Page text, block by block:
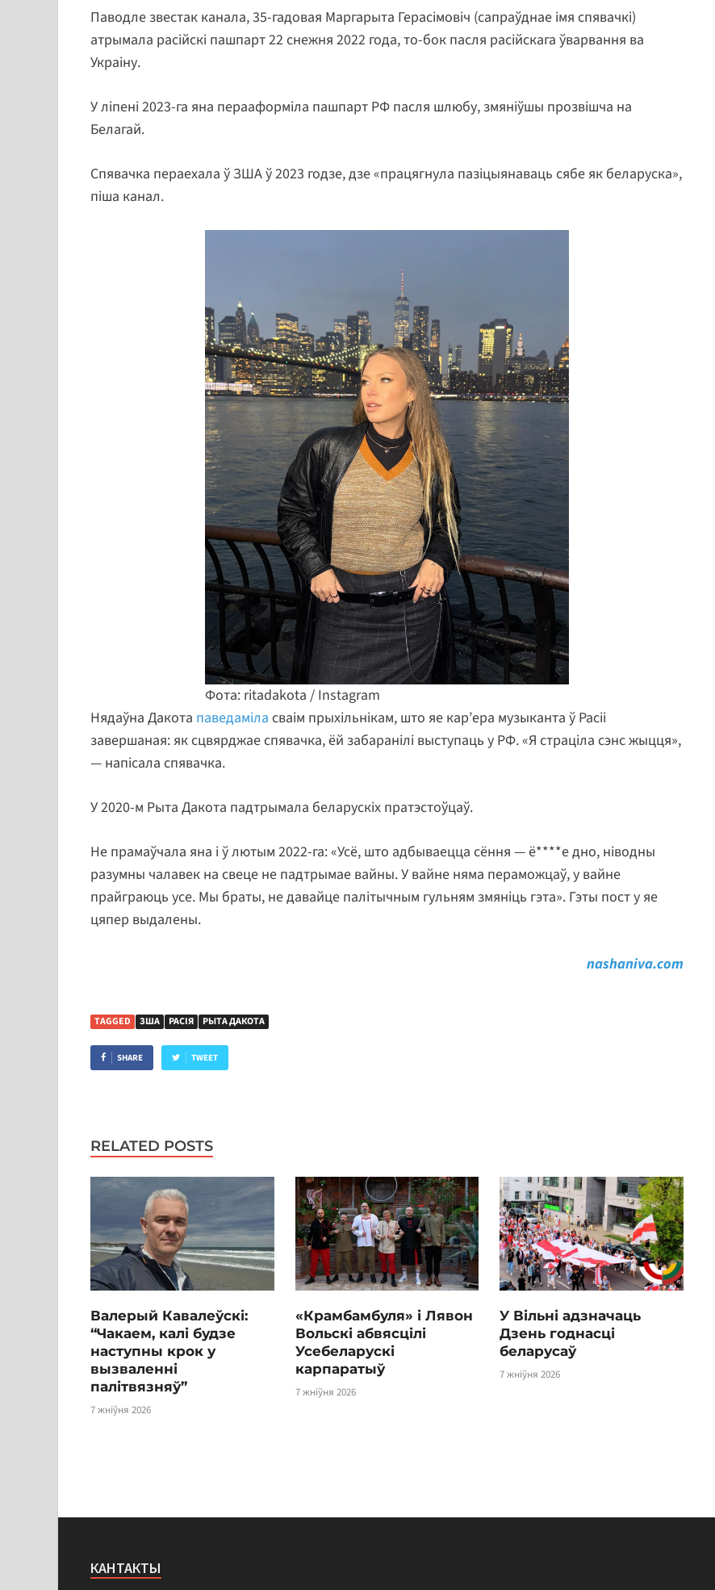
Паводле звестак канала, 35-гадовая Маргарыта Герасімовіч (сапраўднае імя спявачкі)
атрымала расійскі пашпарт 22 снежня 2022 года, то-бок пасля расійскага ўварвання ва
Украіну.
У ліпені 2023-га яна перааформіла пашпарт РФ пасля шлюбу, змяніўшы прозвішча на
Белагай.
Спявачка пераехала ў ЗША ў 2023 годзе, дзе «працягнула пазіцыянаваць сябе як беларуска»,
піша канал.
Фота: ritadakota / Instagram
Нядаўна Дакота паведаміла сваім прыхільнікам, што яе кар’ера музыканта ў Расіі
завершаная: як сцвярджае спявачка, ёй забаранілі выступаць у РФ. «Я страціла сэнс жыцця»,
— напісала спявачка.
У 2020-м Рыта Дакота падтрымала беларускіх пратэстоўцаў.
Не прамаўчала яна і ў лютым 2022-га: «Усё, што адбываецца сёння — ё****е дно, ніводны
разумны чалавек на свеце не падтрымае вайны. У вайне няма пераможцаў, у вайне
прайграюць усе. Мы браты, не давайце палітычным гульням змяніць гэта». Гэты пост у яе
цяпер выдалены.
nashaniva.com
TAGGED ЗША РАСІЯ РЫТА ДАКОТА
SHARE TWEET
RELATED POSTS
Валерый Кавалеўскі:
“Чакаем, калі будзе
наступны крок у
вызваленні
палітвязняў”
7 жніўня 2026
«Крамбамбуля» і Лявон
Вольскі абвясцілі
Усебеларускі
карпаратыў
7 жніўня 2026
У Вільні адзначаць
Дзень годнасці
беларусаў
7 жніўня 2026
КАНТАКТЫ